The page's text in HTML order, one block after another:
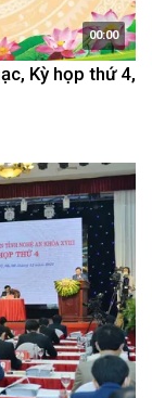
00:00
Kỳ họp thứ 4,